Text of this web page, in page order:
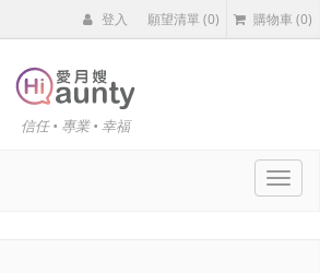
登入 願望清單(0) 購物車 (0)
信任 • 專業 • 幸福